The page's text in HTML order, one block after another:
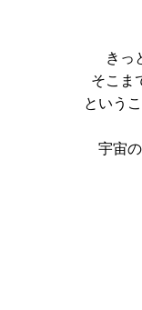
きっ
そこま
という
宇宙